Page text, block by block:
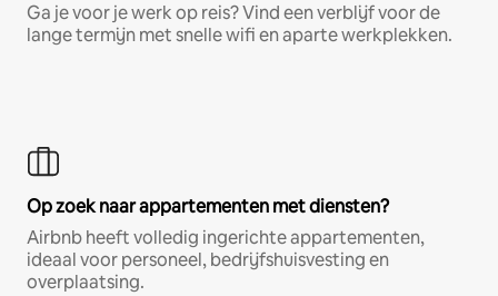
Ga je voor je werk op reis? Vind een verblijf voor de
lange termijn met snelle wifi en aparte werkplekken.
Op zoek naar appartementen met diensten?
Airbnb heeft volledig ingerichte appartementen,
ideaal voor personeel, bedrijfshuisvesting en
overplaatsing.